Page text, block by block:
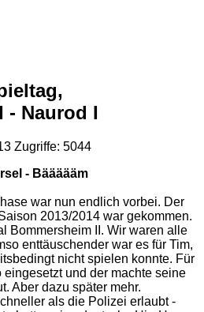
- Naurod I
Zugriffe: 5044
- Bäääääm
war nun endlich vorbei. Der
2013/2014 war gekommen.
Bommersheim II. Wir waren alle
enttäuschender war es für Tim,
nicht spielen konnte. Für
und der machte seine
Aber dazu später mehr.
als die Polizei erlaubt -